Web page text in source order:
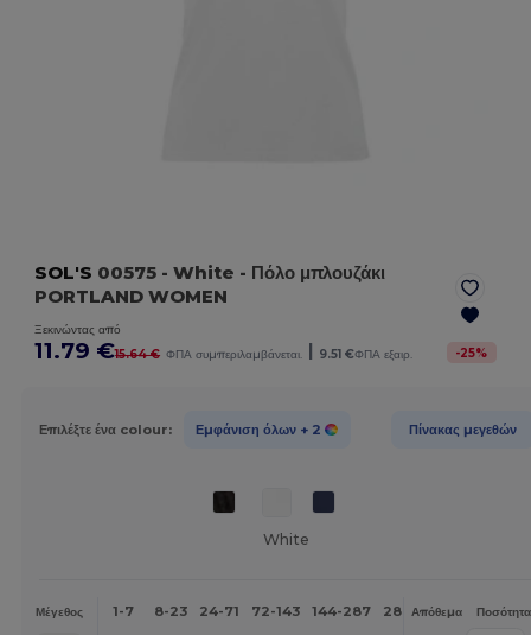
SOL'S 00575 - White - Πόλο μπλουζάκι
PORTLAND WOMEN
Ξεκινώντας από
11.79 €15.64 € ΦΠΑ συμπεριλαμβάνεται. | 9.51 €ΦΠΑ εξαιρ. -25%
Επιλέξτε ένα colour: Εμφάνιση όλων + 2 Πίνακας μεγεθών
White
Μέγεθος 1-7 8-23 24-71 72-143 144-287 288 + Περισσότερα
Απόθεμα Ποσότητα